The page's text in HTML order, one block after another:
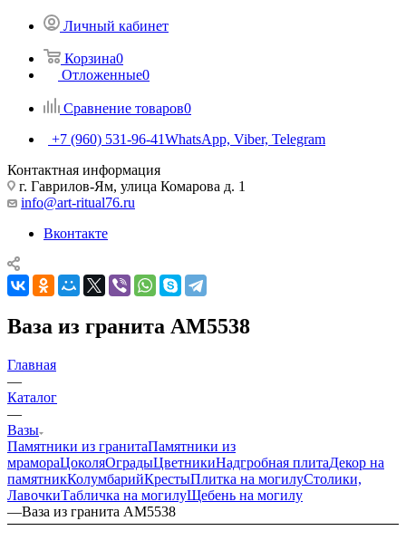
Личный кабинет
Корзина0
Отложенные0
Сравнение товаров0
+7 (960) 531-96-41WhatsApp, Viber, Telegram
Контактная информация
г. Гаврилов-Ям, улица Комарова д. 1
info@art-ritual76.ru
Вконтакте
Ваза из гранита AM5538
Главная
—
Каталог
—
Вазы
Памятники из гранитаПамятники из
мрамораЦоколяОградыЦветникиНадгробная плитаДекор на
памятникКолумбарийКрестыПлитка на могилуСтолики,
ЛавочкиТабличка на могилуЩебень на могилу
—Ваза из гранита AM5538